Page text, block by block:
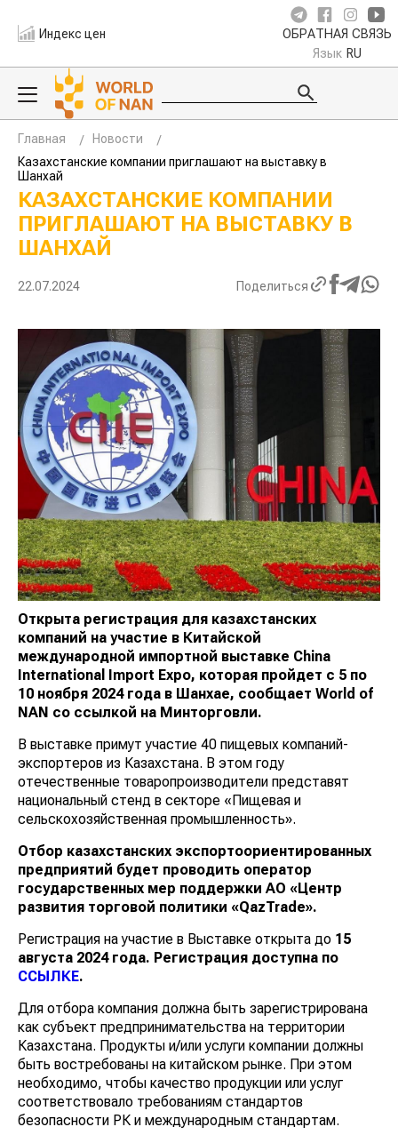
Индекс цен ОБРАТНАЯ СВЯЗЬ
Язык RU
Главная
Новости
Казахстанские компании приглашают на выставку в
Шанхай
КАЗАХСТАНСКИЕ КОМПАНИИ
ПРИГЛАШАЮТ НА ВЫСТАВКУ В
ШАНХАЙ
22.07.2024 Поделиться
Открыта регистрация для казахстанских
компаний на участие в Китайской
международной импортной выставке China
International Import Expo, которая пройдет с 5 по
10 ноября 2024 года в Шанхае, сообщает World of
NAN со ссылкой на Минторговли.
В выставке примут участие 40 пищевых компаний-
экспортеров из Казахстана. В этом году
отечественные товаропроизводители представят
национальный стенд в секторе «Пищевая и
сельскохозяйственная промышленность».
Отбор казахстанских экспортоориентированных
предприятий будет проводить оператор
государственных мер поддержки АО «Центр
развития торговой политики «QazTrade».
Регистрация на участие в Выставке открыта до 15
августа 2024 года. Регистрация доступна по
ССЫЛКЕ.
Для отбора компания должна быть зарегистрирована
как субъект предпринимательства на территории
Казахстана. Продукты и/или услуги компании должны
быть востребованы на китайском рынке. При этом
необходимо, чтобы качество продукции или услуг
соответствовало требованиям стандартов
безопасности РК и международным стандартам.